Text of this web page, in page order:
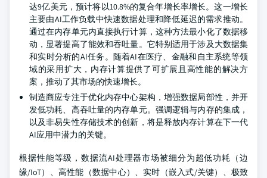
达9亿美元，预计将以10.8%的复合年增长率增长。这一增长
主要由AI工作负载中快速数据处理和降低延迟的需求推动。
通过在内存单元内直接执行计算，这种方法最小化了数据移
动，显著提高了能效和吞吐量。它特别适用于涉及大数据集
和实时分析的AI任务。随着AI在医疗、金融和自主系统等领
域的采用扩大，内存计算提供了可扩展且高性能的解决方
案，推动了其市场的快速增长。
制造商应专注于优化内存中心架构，增强数据局部性，并开
发低功耗、高吞吐量的内存单元。强调逻辑与内存的集成，
以及非易失性存储技术的创新，将是释放内存计算在下一代
AI应用中潜力的关键。
根据性能等级，数据流AI处理器市场被细分为超低功耗（边
缘/IoT）、高性能（数据中心）、实时（嵌入式/关键）、极致